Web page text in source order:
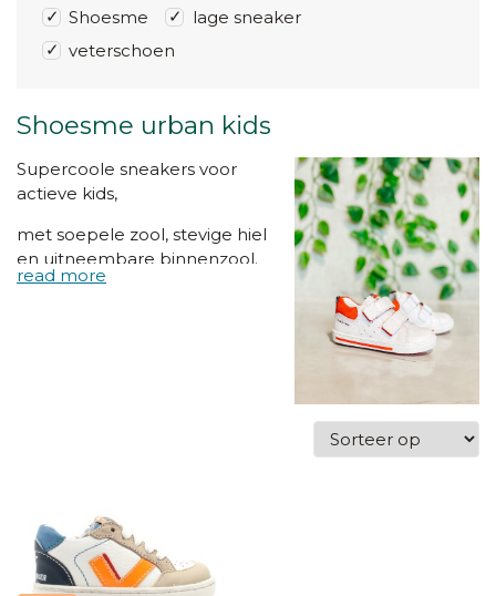
Shoesme urban kids
Supercoole sneakers voor
actieve kids,
met soepele zool, stevige hiel
en uitneembare binnenzool.
Shoesme
lage sneaker
veterschoen